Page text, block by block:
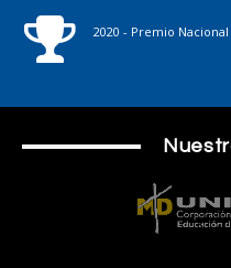
2020 - Premio